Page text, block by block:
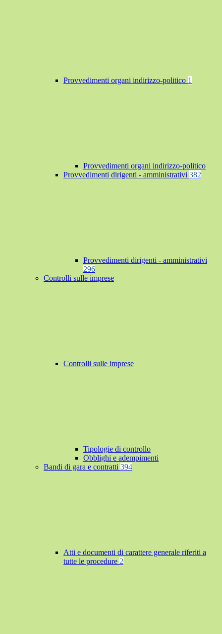
Provvedimenti organi indirizzo-politico 1
Provvedimenti organi indirizzo-politico
Provvedimenti dirigenti - amministrativi 382
Provvedimenti dirigenti - amministrativi
296
Controlli sulle imprese
Controlli sulle imprese
Tipologie di controllo
Obblighi e adempimenti
Bandi di gara e contratti 394
Atti e documenti di carattere generale riferiti a
tutte le procedure 2